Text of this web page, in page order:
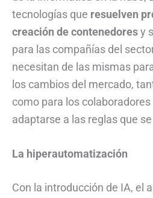
tecnologías que resuelven
creación de contenedoresy
para las compañías del
necesitan de las mismas
los cambios del mercado,
como para los
adaptarse a las reglas que
La hiperautomatización
Con la introducción de IA, el